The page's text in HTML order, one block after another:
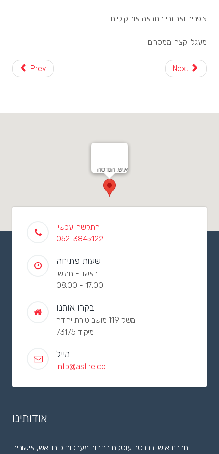
צופרים ואביזרי התראה אור קוליים.
מעגלי קצה וממסרים.
Prev Next
א.ש. הנדסה
התקשרו עכשיו
052-3845122
שעות פתיחה
ראשון - חמישי
08:00 - 17:00
בקרו אותנו
משק 119 מושב טירת יהודה
מיקוד 73175
מייל
info@asfire.co.il
אודותינו
חברת א.ש. הנדסה עוסקת בתחום מערכות כיבוי אש, אישורים